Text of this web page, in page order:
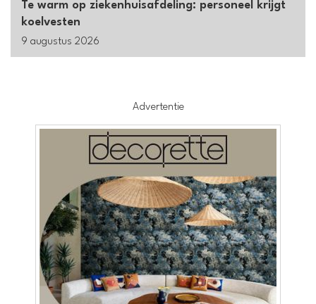
Te warm op ziekenhuisafdeling: personeel krijgt
koelvesten
9 augustus 2026
Advertentie